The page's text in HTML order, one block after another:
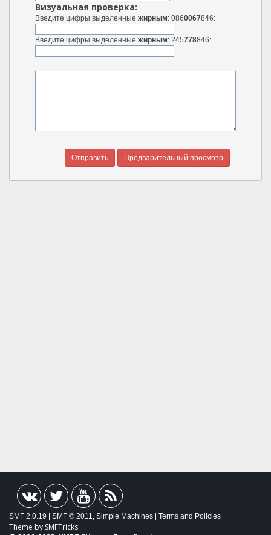
Визуальная проверка:
Введите цифры выделенные жирным: 0860067846:
Введите цифры выделенные жирным: 245778846:
SMF 2.0.19 SMF © 2011, Simple Machines Terms and Policies
Theme by SMFTricks